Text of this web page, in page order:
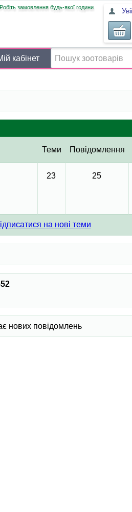
замовлення будь-якої години
кабінет
Теми Повідомлення
23 25
на нові теми
нових повідомлень